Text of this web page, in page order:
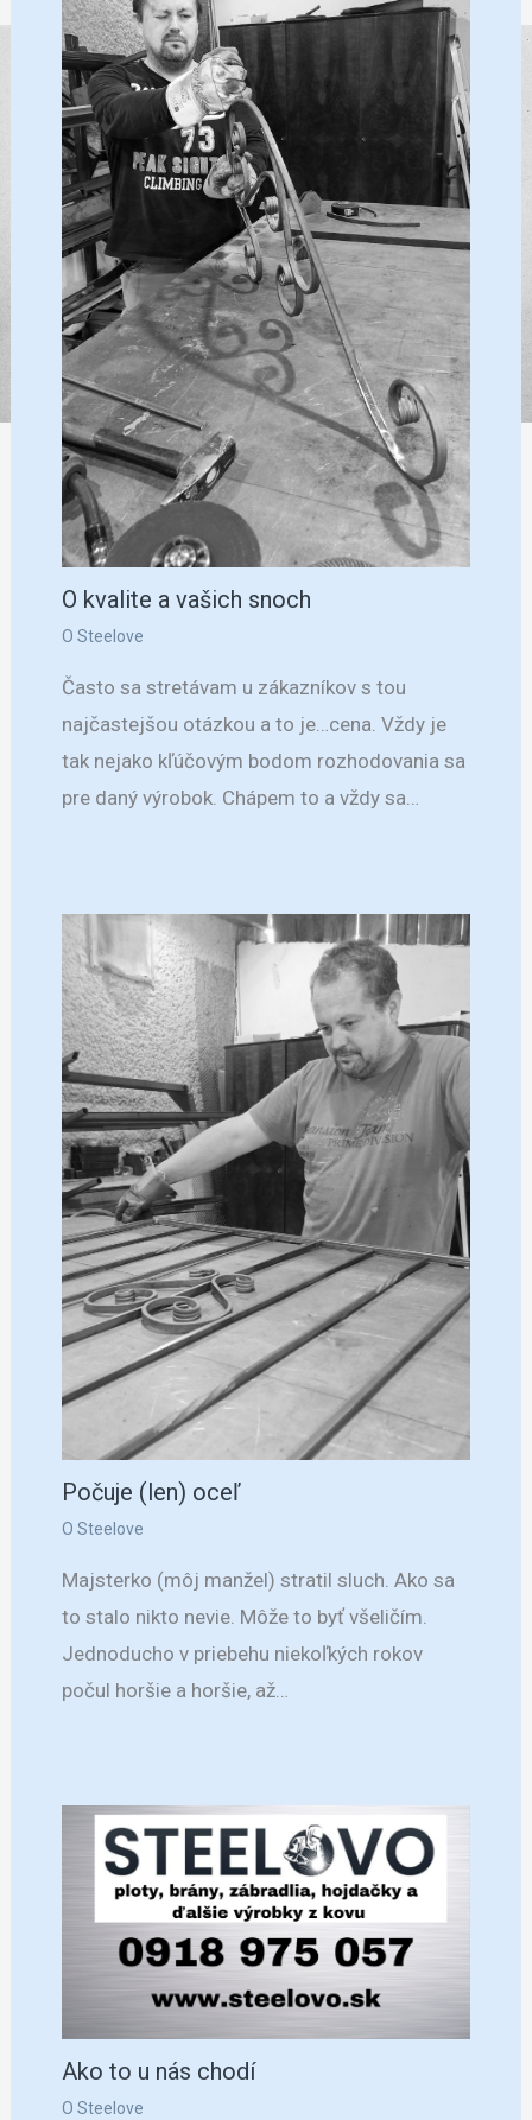
O kvalite a vašich snoch
O Steelove
Často sa stretávam u zákazníkov s tou
najčastejšou otázkou a to je…cena. Vždy je
tak nejako kľúčovým bodom rozhodovania sa
pre daný výrobok. Chápem to a vždy sa…
Počuje (len) oceľ
O Steelove
Majsterko (môj manžel) stratil sluch. Ako sa
to stalo nikto nevie. Môže to byť všeličím.
Jednoducho v priebehu niekoľkých rokov
počul horšie a horšie, až…
Ako to u nás chodí
O Steelove